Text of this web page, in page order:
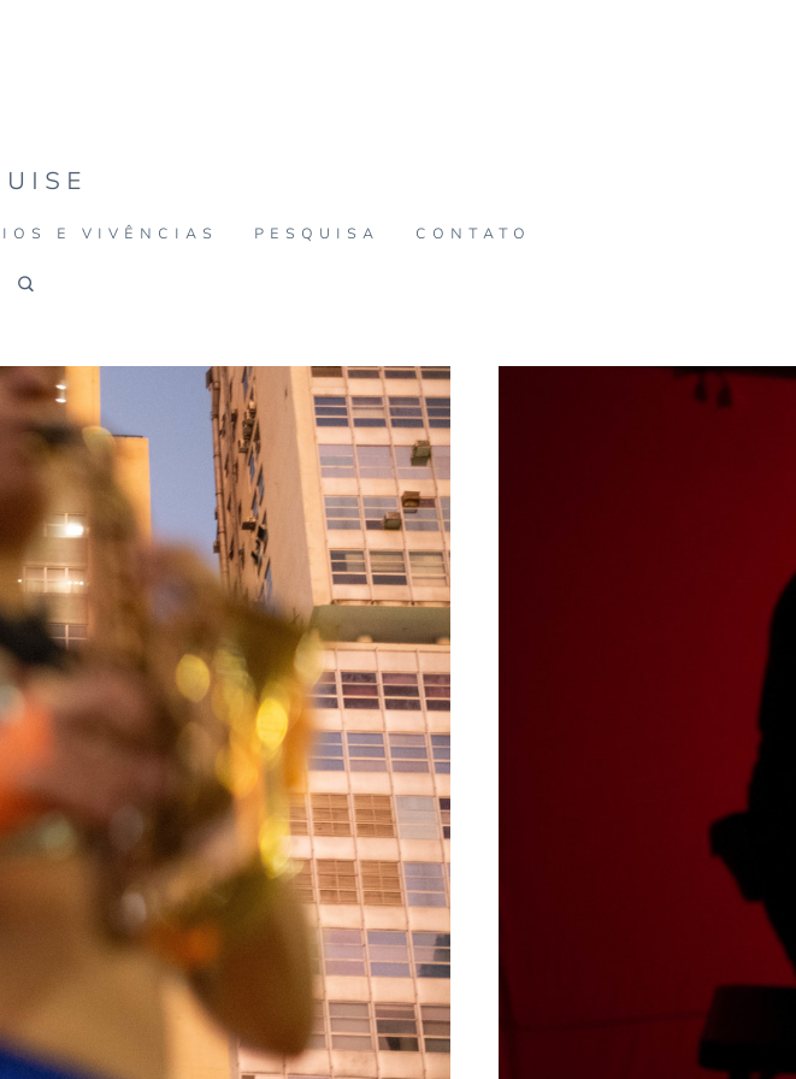
E VIVÊNCIAS PESQUISA CONTATO